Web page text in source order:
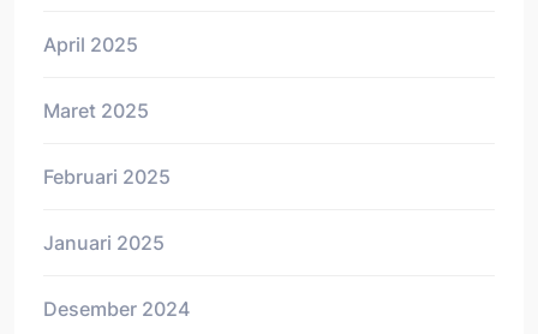
April 2025
Maret 2025
Februari 2025
Januari 2025
Desember 2024